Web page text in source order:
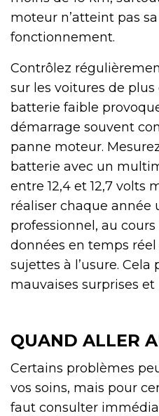
moteur n’atteint pas
fonctionnement.
Contrôlez
sur les voitures de plus
batterie faible
démarrage souvent
panne moteur.
batterie avec un
entre 12,4 et 12,7 volts
réaliser chaque année
professionnel, au
données en temps
sujettes à l’usure. Cela
mauvaises surprises
QUAND ALLER
Certains problèmes
vos soins, mais pour
faut consulter